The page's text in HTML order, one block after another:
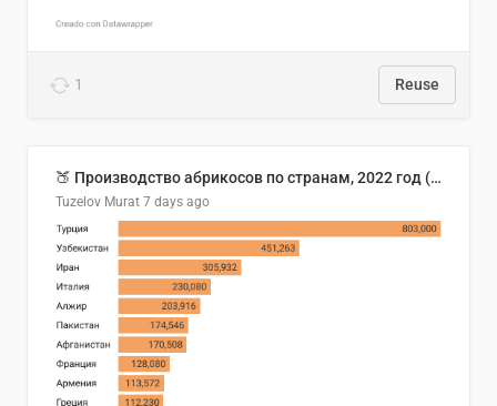
1 Reuse
🍑 Производство абрикосов по странам, 2022 год (тонн)
Tuzelov Murat 7 days ago